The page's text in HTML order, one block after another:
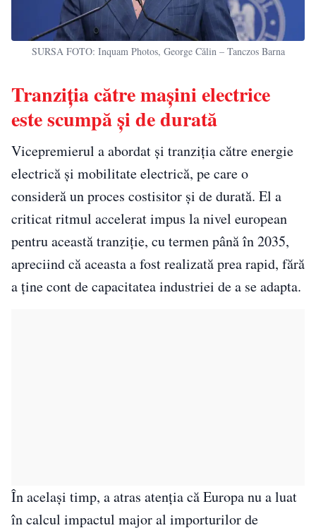
SURSA FOTO: Inquam Photos, George Călin – Tanczos Barna
Tranziția către maşini electrice
este scumpă și de durată
Vicepremierul a abordat și tranziția către energie
electrică și mobilitate electrică, pe care o
consideră un proces costisitor și de durată. El a
criticat ritmul accelerat impus la nivel european
pentru această tranziție, cu termen până în 2035,
apreciind că aceasta a fost realizată prea rapid, fără
a ține cont de capacitatea industriei de a se adapta.
În același timp, a atras atenția că Europa nu a luat
în calcul impactul major al importurilor de